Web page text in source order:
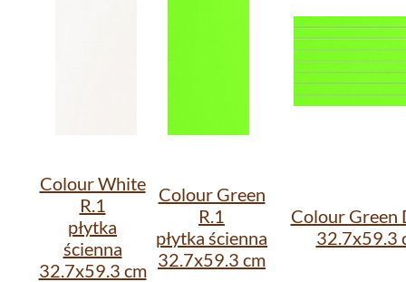
Colour White
R.1
płytka
ścienna
32.7x59.3 cm
Colour Green
R.1
płytka ścienna
32.7x59.3 cm
Colour Green
32.7x59.3